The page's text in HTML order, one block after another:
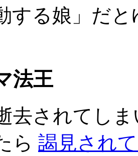
する娘」だ
法王
去されてし
ら 謁見され